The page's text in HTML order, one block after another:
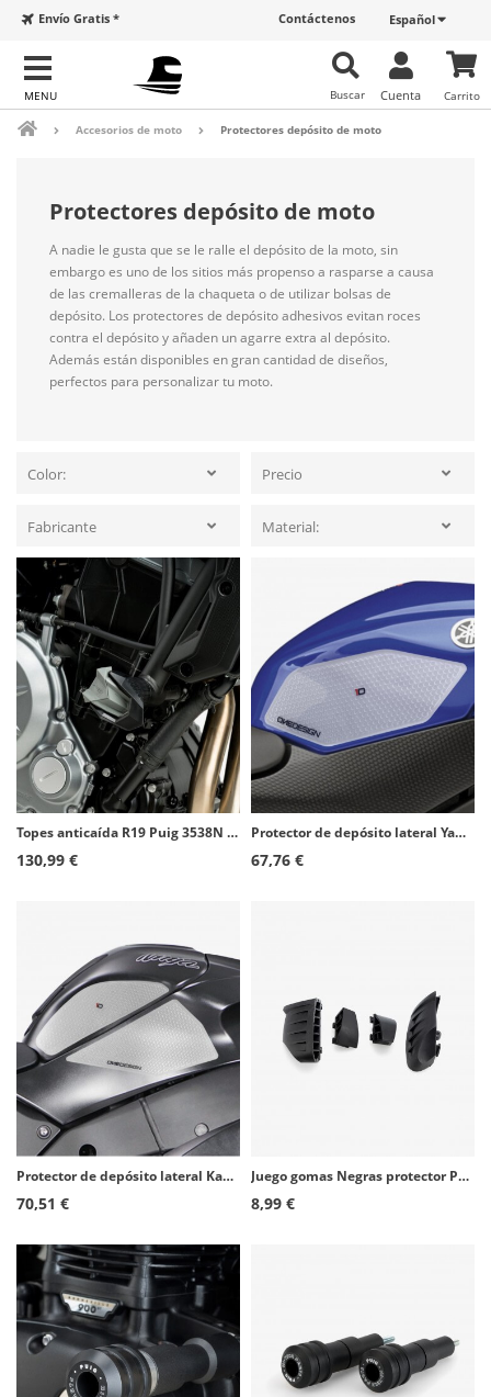
Español
Contáctenos
Envío Gratis *
Carrito
Cuenta
Buscar
Accesorios de moto Protectores depósito de moto
Protectores depósito de moto
A nadie le gusta que se le ralle el depósito de la moto, sin
embargo es uno de los sitios más propenso a rasparse a causa
de las cremalleras de la chaqueta o de utilizar bolsas de
depósito. Los protectores de depósito adhesivos evitan roces
contra el depósito y añaden un agarre extra al depósito.
Además están disponibles en gran cantidad de diseños,
perfectos para personalizar tu moto.
Color: Precio
Fabricante Material:
Topes anticaída R19 Puig 3538N para Kawasaki Ninja 125 (19-26)
130,99 €
Protector de depósito lateral Yamaha YZF-R6 (08-16) color Transparente de Puig 20095W
67,76 €
Protector de depósito lateral Kawasaki ZX-10R (12-23), ZX-10R Ninja KRT (16-20), ZX-10R Ninja Performance (16-18) color Transpar
70,51 €
Juego gomas Negras protector PRO 2.0 de Puig 20872N
8,99 €